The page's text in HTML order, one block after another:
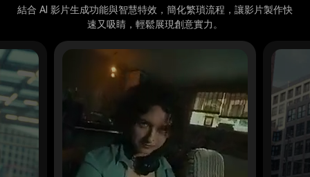
結合 AI 影片生成功能與智慧特效，簡化繁瑣流程，讓影片製作快
速又吸睛，輕鬆展現創意實力。